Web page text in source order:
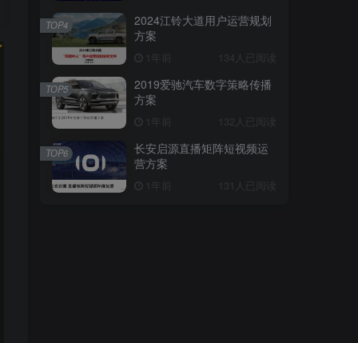
2024江铃大道用户运营规划
方案
1年前 134人已阅读
TOP4
2019爱驰汽车数字策略传播
方案
1年前 132人已阅读
TOP5
长安启源直播矩阵短视频运
营方案
1年前 131人已阅读
TOP6